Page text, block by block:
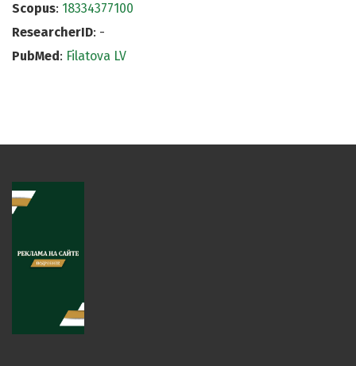
Scopus: 18334377100
ResearcherID: -
PubMed: Filatova LV